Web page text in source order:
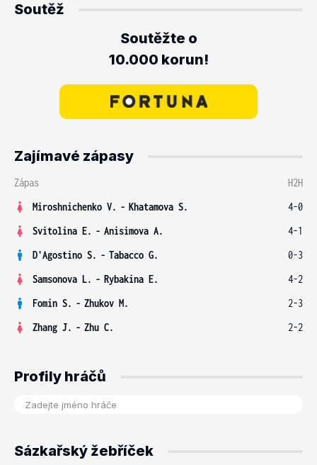
Soutěž
Soutěžte o
10.000 korun!
Zajímavé zápasy
Zápas
H2H
Miroshnichenko V. - Khatamova S.
4-0
Svitolina E. - Anisimova A.
4-1
D'Agostino S. - Tabacco G.
0-3
Samsonova L. - Rybakina E.
4-2
Fomin S. - Zhukov M.
2-3
Zhang J. - Zhu C. 2-2
Profily hráčů
Sázkařský žebříček